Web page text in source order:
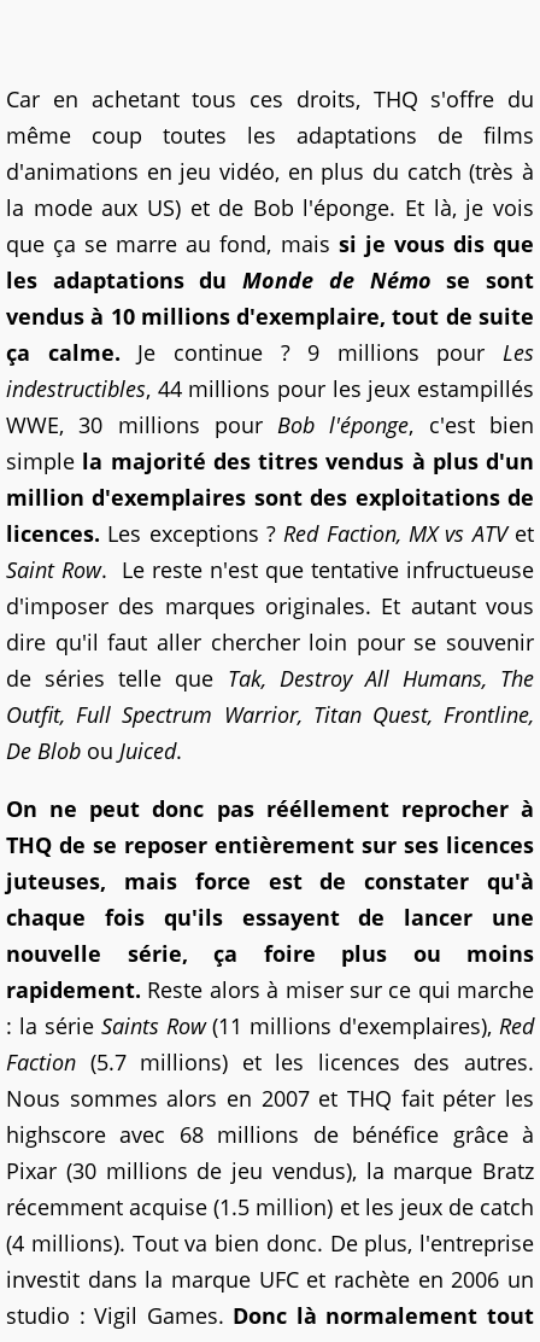
Car en achetant tous ces droits, THQ s'offre du
même coup toutes les adaptations de films
d'animations en jeu vidéo, en plus du catch (très à
la mode aux US) et de Bob l'éponge. Et là, je vois
que ça se marre au fond, mais si je vous dis que
les adaptations duMonde de Némo se sont
vendus à 10 millions d'exemplaire, tout de suite
ça calme. Je continue ? 9 millions pour Les
indestructibles, 44 millions pour les jeux estampillés
WWE, 30 millions pourBob l'éponge, c'est bien
simple la majorité des titres vendus à plus d'un
million d'exemplaires sont des exploitations de
licences. Les exceptions ?Red Faction, MX vs ATVet
Saint Row. Le reste n'est que tentative infructueuse
d'imposer des marques originales. Et autant vous
dire qu'il faut aller chercher loin pour se souvenir
de séries telle que Tak, Destroy All Humans, The
Outfit, Full Spectrum Warrior, Titan Quest, Frontline,
De Blob ou Juiced.
On ne peut donc pas rééllement reprocher à
THQ de se reposer entièrement sur ses licences
juteuses, mais force est de constater qu'à
chaque fois qu'ils essayent de lancer une
nouvelle série, ça foire plus ou moins
rapidement. Reste alors à miser sur ce qui marche
: la série Saints Row(11 millions d'exemplaires), Red
Faction (5.7 millions) et les licences des autres.
Nous sommes alors en 2007 et THQ fait péter les
highscore avec 68 millions de bénéfice grâce à
Pixar (30 millions de jeu vendus), la marque Bratz
récemment acquise (1.5 million) et les jeux de catch
(4 millions). Tout va bien donc. De plus, l'entreprise
investit dans la marque UFC et rachète en 2006 un
studio : Vigil Games. Donc là normalement tout